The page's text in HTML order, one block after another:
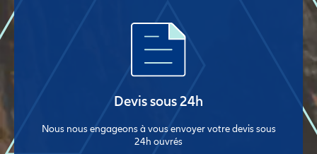
Devis sous 24h
Nous nous engageons à vous envoyer votre devis sous
24h ouvrés